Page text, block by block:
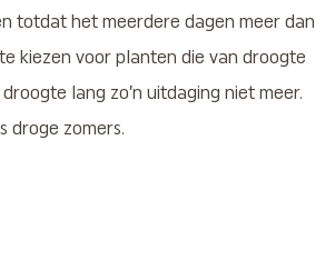
totdat het meerdere dagen meer dan
kiezen voor planten die van droogte
lang zo’n uitdaging niet meer.
droge zomers.